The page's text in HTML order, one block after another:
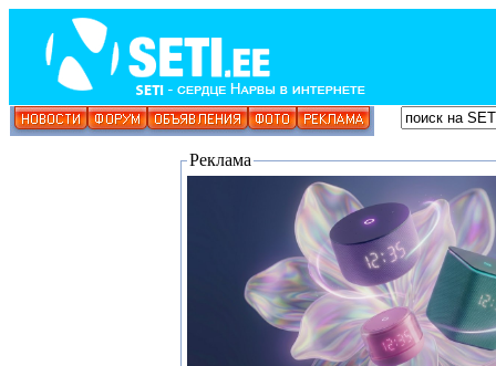
Реклама